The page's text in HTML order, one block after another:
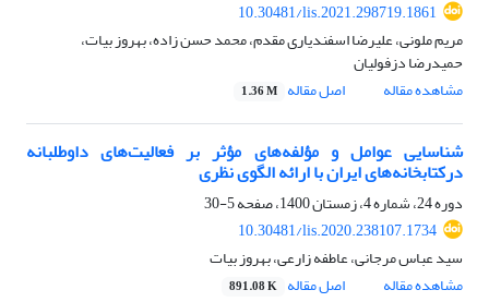
10.30481/lis.2021.298719.1861
مریم ملونی، علیرضا اسفندیاری مقدم، محمد حسن زاده، بهروز بیات،
حمیدرضا دزفولیان
مشاهده مقاله
اصل مقاله 1.36 M
شناسایی عوامل و مؤلفه‌های مؤثر بر فعالیت‌های داوطلبانه
درکتابخانه‌های ایران با ارائه الگوی نظری
دوره 24، شماره 4، زمستان 1400، صفحه
5-30
10.30481/lis.2020.238107.1734
سید عباس مرجانی، عاطفه زارعی، بهروز بیات
مشاهده مقاله
اصل مقاله 891.08 K